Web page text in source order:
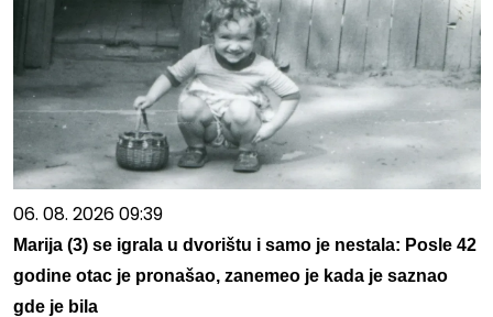
06. 08. 2026 09:39
Marija (3) se igrala u dvorištu i samo je nestala: Posle 42
godine otac je pronašao, zanemeo je kada je saznao
gde je bila